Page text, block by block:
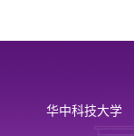
华中科技大学